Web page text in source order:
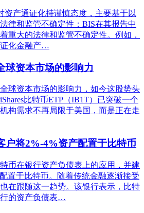
资产通证化持谨慎态度，主要基于以
律和监管不确定性：BIS在其报告中
重大的法律和监管不确定性。例如，
化金融产…
球资本市场的影响力
球资本市场的影响力，如今这股势头
比特币ETP（IB1T）已突破一个
构需求不再局限于美国，而是正在走
户将2%-4%资产配置于比特币
币在银行资产负债表上的应用，并建
置于比特币。随着传统金融逐渐接受
在跟随这一趋势。该银行表示，比特
的资产负债表…